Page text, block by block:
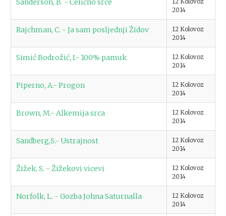
Sanderson, B. - Čelično srce
2014
Rajchman, C. - Ja sam posljednji Židov
12 Kolovoz
2014
Simić Bodrožić, I.- 100% pamuk
12 Kolovoz
2014
Piperno, A.- Progon
12 Kolovoz
2014
Brown, M.- Alkemija srca
12 Kolovoz
2014
Sandberg,S.- Ustrajnost
12 Kolovoz
2014
Žižek, S. - Žižekovi vicevi
12 Kolovoz
2014
Norfolk, L. - Gozba Johna Saturnalla
12 Kolovoz
2014